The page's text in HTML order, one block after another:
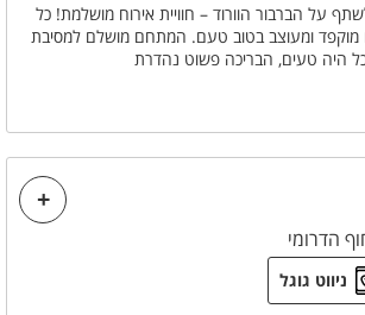
על הברבור הוורוד – חוויית אירוח מושלמת! כל
ומעוצב בטוב טעם. המתחם מושלם למסיבת
היה טעים, הבריכה פשוט נהדרת
הדרומי
ניווט גוגל